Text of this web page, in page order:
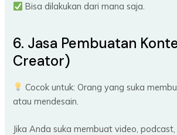
Bisa dilakukan dari mana saja.
6. Jasa Pembuatan
Creator)
Cocok untuk: Orang yang suka
atau mendesain.
Jika Anda suka membuat video,